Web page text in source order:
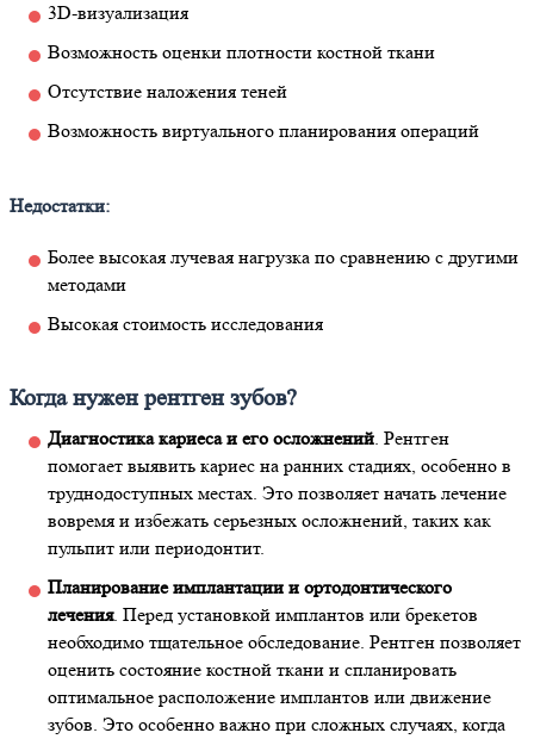
3D-визуализация
Возможность оценки плотности костной ткани
Отсутствие наложения теней
Возможность виртуального планирования операций
Недостатки:
Более высокая лучевая нагрузка по сравнению с другими
методами
Высокая стоимость исследования
Когда нужен рентген зубов?
Диагностика кариеса и его осложнений. Рентген
помогает выявить кариес на ранних стадиях, особенно в
труднодоступных местах. Это позволяет начать лечение
вовремя и избежать серьезных осложнений, таких как
пульпит или периодонтит.
Планирование имплантации и ортодонтического
лечения. Перед установкой имплантов или брекетов
необходимо тщательное обследование. Рентген позволяет
оценить состояние костной ткани и спланировать
оптимальное расположение имплантов или движение
зубов. Это особенно важно при сложных случаях, когда